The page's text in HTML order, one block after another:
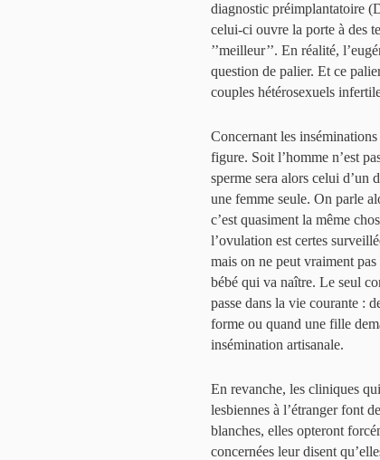
diagnostic préimplantatoire
celui-ci ouvre la porte à des
’’meilleur’’. En réalité,
question de palier. Et ce
couples hétérosexuels
Concernant les
figure. Soit l’homme n’est
sperme sera alors celui d’un
une femme seule. On parle
c’est quasiment la même
l’ovulation est certes
mais on ne peut vraiment
bébé qui va naître. Le seul
passe dans la vie courante :
forme ou quand une fille
insémination artisanale.
En revanche, les cliniques
lesbiennes à l’étranger font
blanches, elles opteront
concernées leur disent